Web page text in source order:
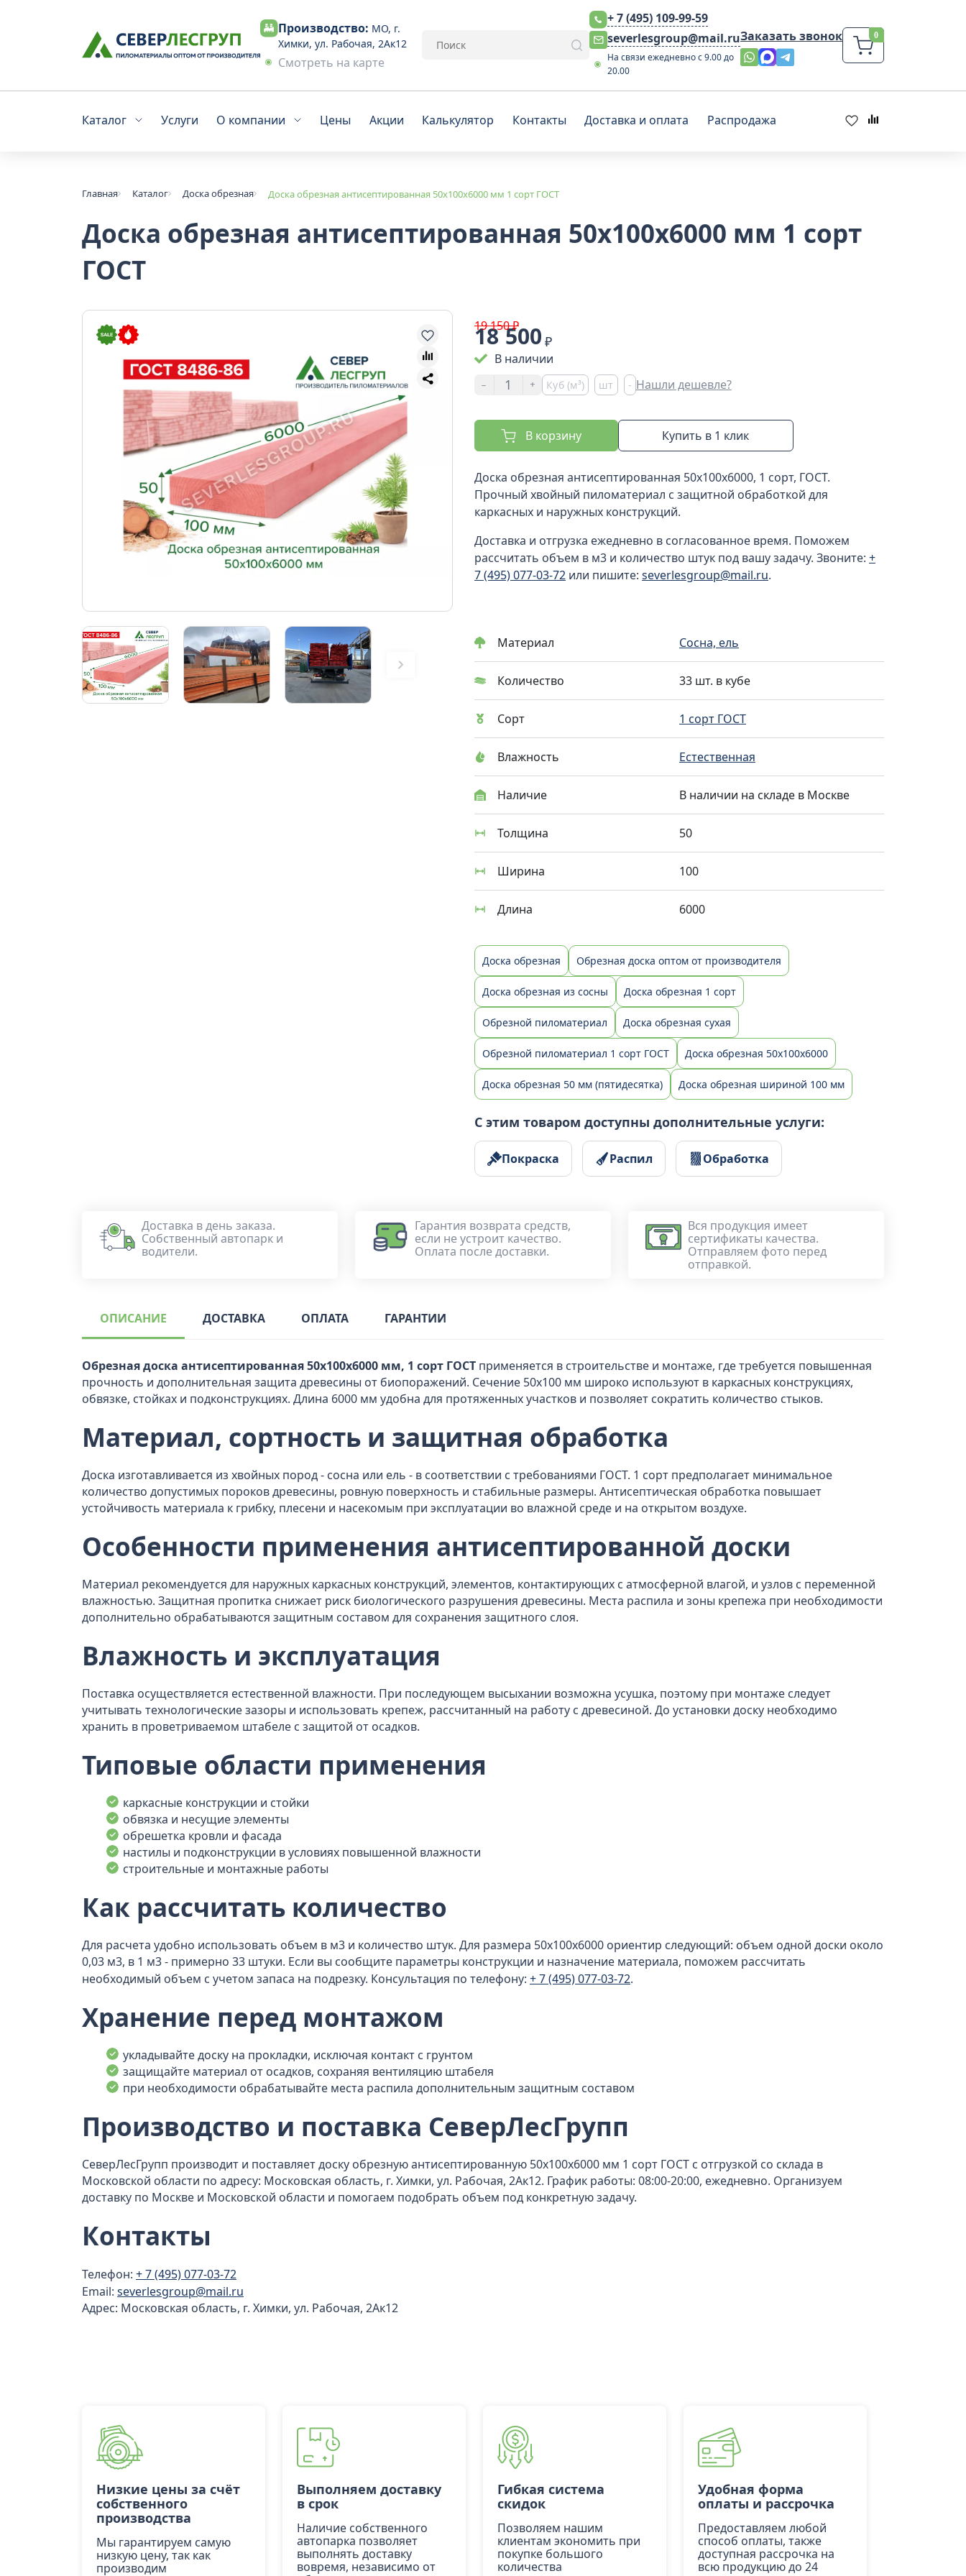
Производство: МО, г.
Химки, ул. Рабочая, 2Ак12
Смотреть на карте
+ 7 (495) 109-99-59
severlesgroup@mail.ru
На связи ежедневно с 9.00 до
20.00
Заказать звонок
Каталог Услуги О компании Цены Акции Калькулятор Контакты Доставка и оплата Распродажа
Главная Каталог Доска обрезная Доска обрезная антисептированная 50x100x6000 мм 1 сорт ГОСТ
Доска обрезная антисептированная 50x100x6000 мм 1 сорт
ГОСТ
19 150 ₽
18 500 ₽
В наличии
-
+ Куб (м³) шт - Нашли дешевле?
В корзину Купить в 1 клик
Доска обрезная антисептированная 50x100x6000, 1 сорт, ГОСТ.
Прочный хвойный пиломатериал с защитной обработкой для
каркасных и наружных конструкций.
Доставка и отгрузка ежедневно в согласованное время. Поможем
рассчитать объем в м3 и количество штук под вашу задачу. Звоните: +
7 (495) 077-03-72 или пишите: severlesgroup@mail.ru.
Материал Сосна, ель
Количество 33 шт. в кубе
Сорт 1 сорт ГОСТ
Влажность Естественная
Наличие В наличии на складе в Москве
Толщина 50
Ширина 100
Длина 6000
Доска обрезная Обрезная доска оптом от производителя
Доска обрезная из сосны Доска обрезная 1 сорт
Обрезной пиломатериал Доска обрезная сухая
Обрезной пиломатериал 1 сорт ГОСТ Доска обрезная 50x100x6000
Доска обрезная 50 мм (пятидесятка) Доска обрезная шириной 100 мм
С этим товаром доступны дополнительные услуги:
Покраска Распил Обработка
Доставка в день заказа.
Собственный автопарк и
водители.
Гарантия возврата средств,
если не устроит качество.
Оплата после доставки.
Вся продукция имеет
сертификаты качества.
Отправляем фото перед
отправкой.
ОПИСАНИЕ ДОСТАВКА ОПЛАТА ГАРАНТИИ
Обрезная доска антисептированная 50x100x6000 мм, 1 сорт ГОСТ применяется в строительстве и монтаже, где требуется повышенная
прочность и дополнительная защита древесины от биопоражений. Сечение 50х100 мм широко используют в каркасных конструкциях,
обвязке, стойках и подконструкциях. Длина 6000 мм удобна для протяженных участков и позволяет сократить количество стыков.
Материал, сортность и защитная обработка
Доска изготавливается из хвойных пород - сосна или ель - в соответствии с требованиями ГОСТ. 1 сорт предполагает минимальное
количество допустимых пороков древесины, ровную поверхность и стабильные размеры. Антисептическая обработка повышает
устойчивость материала к грибку, плесени и насекомым при эксплуатации во влажной среде и на открытом воздухе.
Особенности применения антисептированной доски
Материал рекомендуется для наружных каркасных конструкций, элементов, контактирующих с атмосферной влагой, и узлов с переменной
влажностью. Защитная пропитка снижает риск биологического разрушения древесины. Места распила и зоны крепежа при необходимости
дополнительно обрабатываются защитным составом для сохранения защитного слоя.
Влажность и эксплуатация
Поставка осуществляется естественной влажности. При последующем высыхании возможна усушка, поэтому при монтаже следует
учитывать технологические зазоры и использовать крепеж, рассчитанный на работу с древесиной. До установки доску необходимо
хранить в проветриваемом штабеле с защитой от осадков.
Типовые области применения
каркасные конструкции и стойки
обвязка и несущие элементы
обрешетка кровли и фасада
настилы и подконструкции в условиях повышенной влажности
строительные и монтажные работы
Как рассчитать количество
Для расчета удобно использовать объем в м3 и количество штук. Для размера 50x100x6000 ориентир следующий: объем одной доски около
0,03 м3, в 1 м3 - примерно 33 штуки. Если вы сообщите параметры конструкции и назначение материала, поможем рассчитать
необходимый объем с учетом запаса на подрезку. Консультация по телефону: + 7 (495) 077-03-72.
Хранение перед монтажом
укладывайте доску на прокладки, исключая контакт с грунтом
защищайте материал от осадков, сохраняя вентиляцию штабеля
при необходимости обрабатывайте места распила дополнительным защитным составом
Производство и поставка СеверЛесГрупп
СеверЛесГрупп производит и поставляет доску обрезную антисептированную 50x100x6000 мм 1 сорт ГОСТ с отгрузкой со склада в
Московской области по адресу: Московская область, г. Химки, ул. Рабочая, 2Ак12. График работы: 08:00-20:00, ежедневно. Организуем
доставку по Москве и Московской области и помогаем подобрать объем под конкретную задачу.
Контакты
Телефон: + 7 (495) 077-03-72
Email: severlesgroup@mail.ru
Адрес: Московская область, г. Химки, ул. Рабочая, 2Ак12
Низкие цены за счёт
собственного
производства
Мы гарантируем самую
низкую цену, так как
производим
Выполняем доставку
в срок
Наличие собственного
автопарка позволяет
выполнять доставку
вовремя, независимо от
Гибкая система
скидок
Позволяем нашим
клиентам экономить при
покупке большого
количества
Удобная форма
оплаты и рассрочка
Предоставляем любой
способ оплаты, также
доступная рассрочка на
всю продукцию до 24